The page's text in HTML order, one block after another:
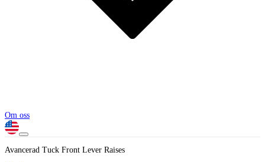
Om oss
Avancerad Tuck Front Lever Raises